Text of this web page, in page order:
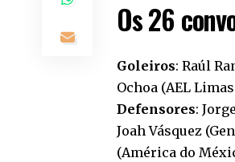
Os 26
Goleiros: Raúl
Ochoa (AEL
Defensores:
Joah Vásquez
(América do